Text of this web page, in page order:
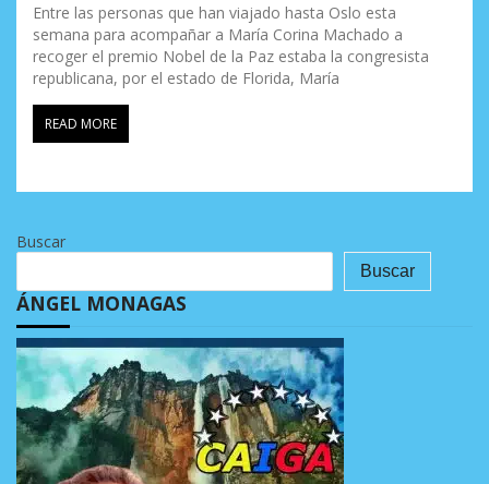
Entre las personas que han viajado hasta Oslo esta
semana para acompañar a María Corina Machado a
recoger el premio Nobel de la Paz estaba la congresista
republicana, por el estado de Florida, María
READ MORE
Buscar
Buscar
ÁNGEL MONAGAS